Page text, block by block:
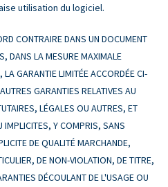
utilisation du logiciel.
CONTRAIRE DANS UN DOCUMENT
DANS LA MESURE MAXIMALE
GARANTIE LIMITÉE ACCORDÉE CI-
GARANTIES RELATIVES AU
LÉGALES OU AUTRES, ET
IMPLICITES, Y COMPRIS, SANS
DE QUALITÉ MARCHANDE,
DE NON-VIOLATION, DE TITRE,
DÉCOULANT DE L'USAGE OU